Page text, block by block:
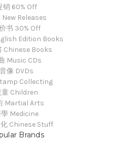
销 60% Off
New Releases
书 30% Off
Edition Books
Chinese Books
Music CDs
音像 DVDs
Collecting
童 Children
Martial Arts
Medicine
Chinese Stuff
Brands